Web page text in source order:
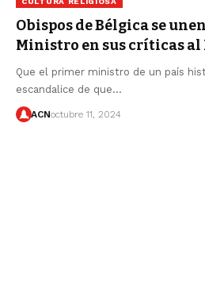
Obispos de Bélgica se
Ministro en sus críticas al
Que el primer ministro de un país
escandalice de que…
ACNoctubre 11, 2024